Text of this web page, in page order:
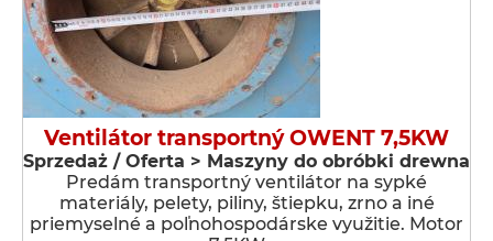
Ventilátor transportný OWENT 7,5KW
Sprzedaż / Oferta > Maszyny do obróbki drewna
Predám transportný ventilátor na sypké
materiály, pelety, piliny, štiepku, zrno a iné
priemyselné a poľnohospodárske využitie. Motor